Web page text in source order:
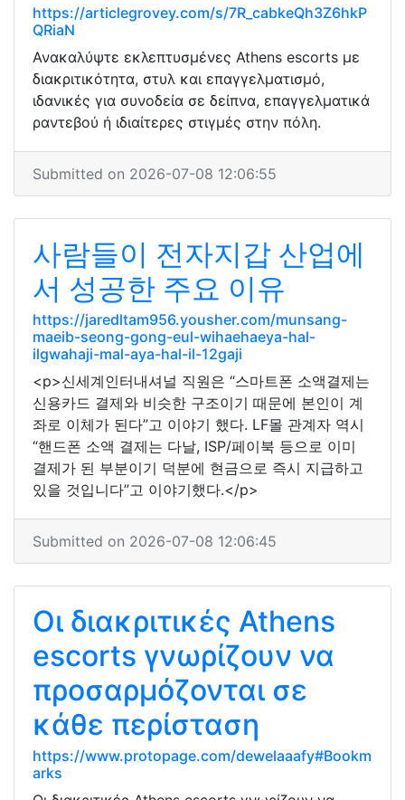
https://articlegrovey.com/s/7R_cabkeQh3Z6hkP
QRiaN
Ανακαλύψτε εκλεπτυσμένες Athens escorts με
διακριτικότητα, στυλ και επαγγελματισμό,
ιδανικές για συνοδεία σε δείπνα, επαγγελματικά
ραντεβού ή ιδιαίτερες στιγμές στην πόλη.
Submitted on 2026-07-08 12:06:55
사람들이 전자지갑 산업에
서 성공한 주요 이유
https://jaredltam956.yousher.com/munsang-
maeib-seong-gong-eul-wihaehaeya-hal-
ilgwahaji-mal-aya-hal-il-12gaji
<p>신세계인터내셔널 직원은 “스마트폰 소액결제는
신용카드 결제와 비슷한 구조이기 때문에 본인이 계
좌로 이체가 된다”고 이야기 했다. LF몰 관계자 역시
“핸드폰 소액 결제는 다날, ISP/페이북 등으로 이미
결제가 된 부분이기 덕분에 현금으로 즉시 지급하고
있을 것입니다”고 이야기했다.</p>
Submitted on 2026-07-08 12:06:45
Οι διακριτικές Athens
escorts γνωρίζουν να
προσαρμόζονται σε
κάθε περίσταση
https://www.protopage.com/dewelaaafy#Bookm
arks